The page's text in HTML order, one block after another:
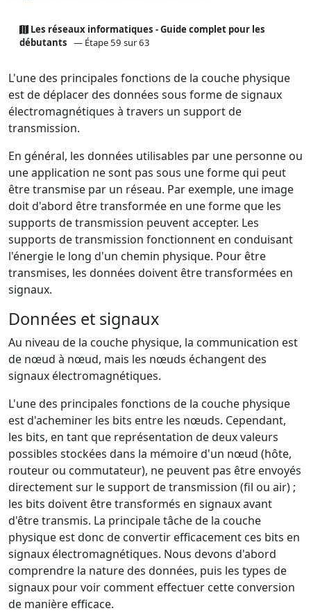
Les réseaux informatiques - Guide complet pour les
débutants — Étape 59 sur 63
L'une des principales fonctions de la couche physique
est de déplacer des données sous forme de signaux
électromagnétiques à travers un support de
transmission.
En général, les données utilisables par une personne ou
une application ne sont pas sous une forme qui peut
être transmise par un réseau. Par exemple, une image
doit d'abord être transformée en une forme que les
supports de transmission peuvent accepter. Les
supports de transmission fonctionnent en conduisant
l'énergie le long d'un chemin physique. Pour être
transmises, les données doivent être transformées en
signaux.
Données et signaux
Au niveau de la couche physique, la communication est
de nœud à nœud, mais les nœuds échangent des
signaux électromagnétiques.
L'une des principales fonctions de la couche physique
est d'acheminer les bits entre les nœuds. Cependant,
les bits, en tant que représentation de deux valeurs
possibles stockées dans la mémoire d'un nœud (hôte,
routeur ou commutateur), ne peuvent pas être envoyés
directement sur le support de transmission (fil ou air) ;
les bits doivent être transformés en signaux avant
d'être transmis. La principale tâche de la couche
physique est donc de convertir efficacement ces bits en
signaux électromagnétiques. Nous devons d'abord
comprendre la nature des données, puis les types de
signaux pour voir comment effectuer cette conversion
de manière efficace.